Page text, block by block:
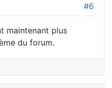
#6
maintenant plus
du forum.